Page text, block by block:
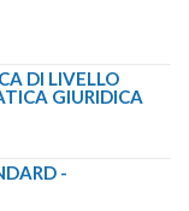
DI LIVELLO
GIURIDICA
-